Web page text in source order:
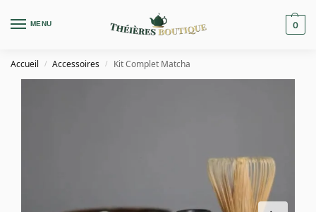
MENU 0
Accueil / Accessoires / Kit Complet Matcha